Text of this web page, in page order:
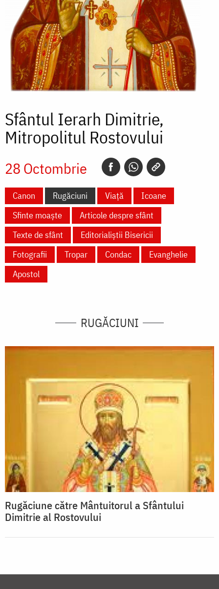
Sfântul Ierarh Dimitrie,
Mitropolitul Rostovului
28 Octombrie
Canon Rugăciuni Viață
Icoane
Sfinte moaște
Articole despre sfânt
Texte de sfânt
Editorialiștii Bisericii
Fotografii
Tropar Condac
Evanghelie
Apostol
RUGĂCIUNI
Rugăciune către Mântuitorul a Sfântului
Dimitrie al Rostovului